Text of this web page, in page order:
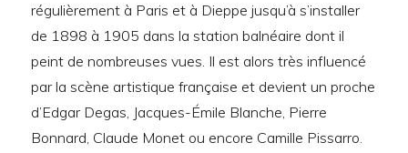
régulièrement à Paris et à Dieppe jusqu’à s’installer
de 1898 à 1905 dans la station balnéaire dont il
peint de nombreuses vues. Il est alors très influencé
par la scène artistique française et devient un proche
d’Edgar Degas, Jacques-Émile Blanche, Pierre
Bonnard, Claude Monet ou encore Camille Pissarro.